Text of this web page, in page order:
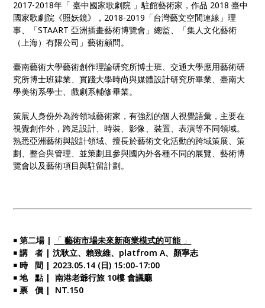
2017-2018年「 臺中國家歌劇院 」駐館藝術家，作品 2018 臺中
國家歌劇院《照妖鏡》，2018-2019「台灣藝文空間連線」理
事、「STAART 亞洲插畫藝術博覽會」總監、「集人文化藝術
（上海）有限公司」藝術顧問。
臺南藝術大學藝術創作理論研究所博士班、交通大學應用藝術研
究所博士班肄業、實踐大學時尚與媒體設計研究所畢業、臺南大
學美術系學士、戲劇系輔修畢業。
策展人身份外為跨領域藝術家，有強烈的個人視覺語彙，主要在
視覺創作外，跨足設計、時裝、影像、裝置、表演等不同領域。
熟悉亞洲藝術與設計領域、擅長於藝術文化活動的跨域策展、策
劃、整合與管理、並策劃且參與國內外各種不同的展覽、藝術博
覽會以及藝術項目與駐留計劃。
￭ 第二場 | 「藝術市場未來新商業模式的可能 」
￭ 講 者 | 沈耿立、賴致維、platfrom A、顏寧志
￭ 時 間 | 2023.05.14 (日) 15:00-17:00
￭ 地 點 | 南港老爺行旅 10樓 會議廳
￭ 票 價 | NT.150